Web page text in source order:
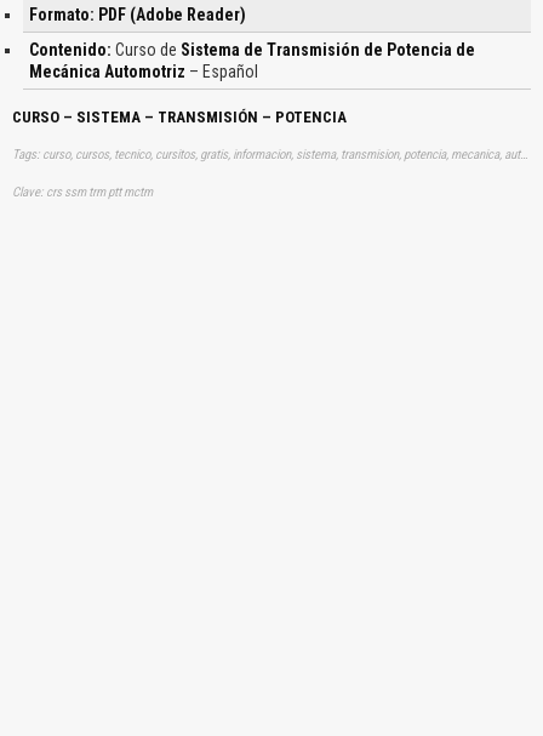
Formato: PDF (Adobe Reader)
Contenido: Curso de Sistema de Transmisión de Potencia de
Mecánica Automotriz – Español
CURSO – SISTEMA – TRANSMISIÓN – POTENCIA
Tags: curso, cursos, tecnico, cursitos, gratis, informacion, sistema, transmision, potencia, mecanica, automotriz, aprender, descargas
Clave: crs ssm trm ptt mctm